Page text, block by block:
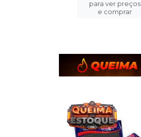
para ver preços
e comprar